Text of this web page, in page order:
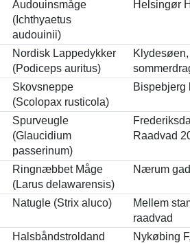
Audouinsmåge
(Ichthyaetus
audouinii)
Helsingør
Nordisk Lappedykker
(Podiceps auritus)
Skovsneppe
(Scolopax rusticola)
Bispebjerg
Spurveugle
(Glaucidium
passerinum)
Raadvad
Ringnæbbet Måge
(Larus delawarensis)
Nærum
Natugle (Strix aluco)
Mellem
raadvad
Halsbåndstroldand
Nykøbing